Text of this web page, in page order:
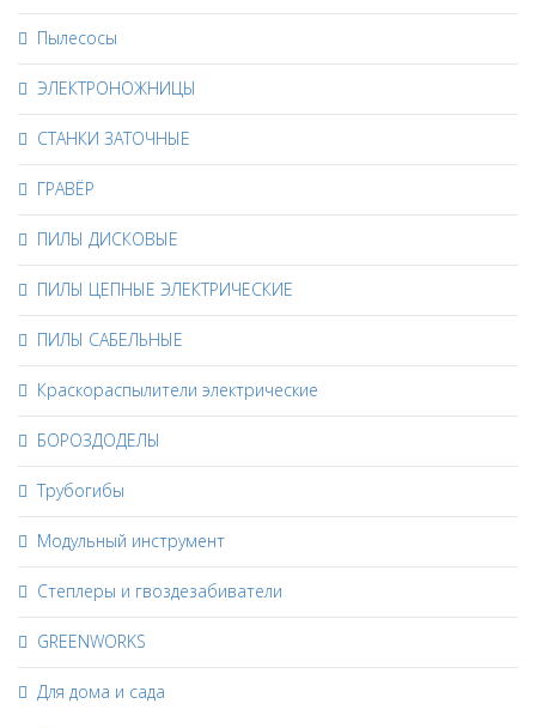
Пылесосы
ЭЛЕКТРОНОЖНИЦЫ
СТАНКИ ЗАТОЧНЫЕ
ГРАВЁР
ПИЛЫ ДИСКОВЫЕ
ПИЛЫ ЦЕПНЫЕ ЭЛЕКТРИЧЕСКИЕ
ПИЛЫ САБЕЛЬНЫЕ
Краскораспылители электрические
БОРОЗДОДЕЛЫ
Трубогибы
Модульный инструмент
Степлеры и гвоздезабиватели
GREENWORKS
Для дома и сада